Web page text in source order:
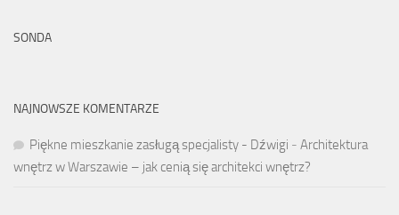
SONDA
NAJNOWSZE KOMENTARZE
Piękne mieszkanie zasługą specjalisty - Dźwigi - Architektura
wnętrz w Warszawie – jak cenią się architekci wnętrz?